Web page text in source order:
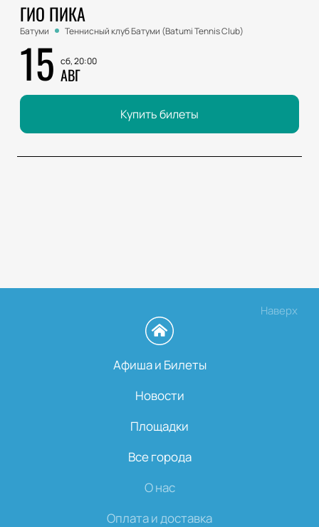
ГИО ПИКА
Батуми Теннисный клуб Батуми (Batumi Tennis Club)
15 сб, 20:00
АВГ
Купить билеты
Наверх
Афиша и Билеты
Новости
Площадки
Все города
О нас
Оплата и доставка